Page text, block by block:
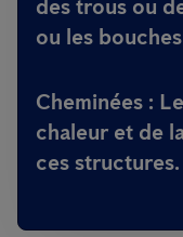
des trous ou
ou les
Cheminées :
chaleur et de
ces structures.